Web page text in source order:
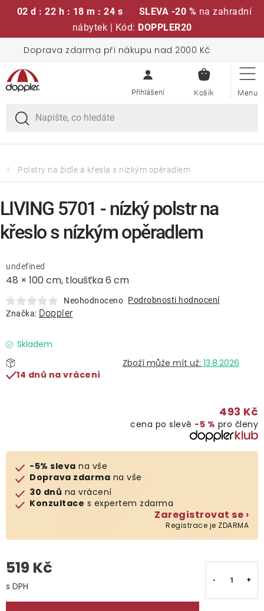
02 d : 22 h : 18 m : 24 s SLEVA -20 % na zahradní
nábytek | Kód: DOPPLER20
obsah
Doprava zdarma při nákupu nad 2000 Kč
KOŠÍK
Sedací soupravy
Slunečníky
Křesla a židle
Lavice a houpačky
Lehátka
Doplňky
Deštníky
Gastro produkty
Klub výhod
Polstry na židle a křesla s nízkým opěradlem
48 × 100 cm, tloušťka 6 cm
undefined
Neohodnoceno Podrobnosti hodnocení
Značka: Doppler
Skladem
13.8.2026
14 dnů na vrácení
493 Kč
cena po slevě −5 % pro členy
-5% sleva na vše
Doprava zdarma na vše
30 dnů na vrácení
Konzultace s expertem zdarma
Zaregistrovat se ›
Registrace je ZDARMA
519 Kč
LIVING 5701 - nízký polstr na
křeslo s nízkým opěradlem